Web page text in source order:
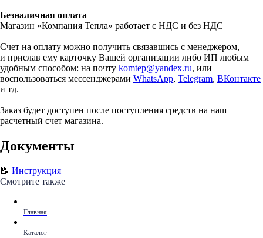
Безналичная оплата
Магазин «Компания Тепла» работает с НДС и без НДС
Счет на оплату можно получить связавшись с менеджером,
и прислав ему карточку Вашей организации либо ИП любым
удобным способом: на почту komtep@yandex.ru, или
воспользоваться мессенджерами WhatsApp, Telegram, ВКонтакте
и тд.
Заказ будет доступен после поступления средств на наш
расчетный счет магазина.
Документы
📝 Инструкция
Смотрите также
Главная
Каталог